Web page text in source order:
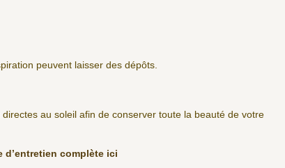
peuvent laisser des dépôts.
au soleil afin de conserver toute la beauté de votre
d’entretien complète ici